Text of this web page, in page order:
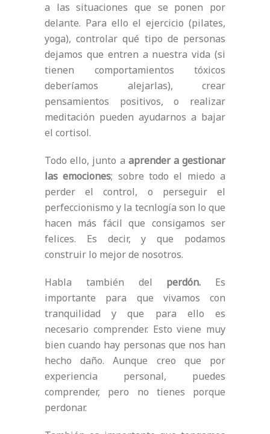
a las situaciones que se ponen por
delante. Para ello el ejercicio (pilates,
yoga), controlar qué tipo de personas
dejamos que entren a nuestra vida (si
tienen comportamientos tóxicos
deberíamos alejarlas), crear
pensamientos positivos, o realizar
meditación pueden ayudarnos a bajar
el cortisol.
Todo ello, junto a aprender a gestionar
las emociones; sobre todo el miedo a
perder el control, o perseguir el
perfeccionismo y la tecnlogía son lo que
hacen más fácil que consigamos ser
felices. Es decir, y que podamos
construir lo mejor de nosotros.
Habla también del perdón. Es
importante para que vivamos con
tranquilidad y que para ello es
necesario comprender. Esto viene muy
bien cuando hay personas que nos han
hecho daño. Aunque creo que por
experiencia personal, puedes
comprender, pero no tienes porque
perdonar.